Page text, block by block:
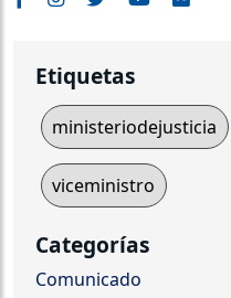
Etiquetas
ministeriodejusticia
viceministro
Categorías
Comunicado